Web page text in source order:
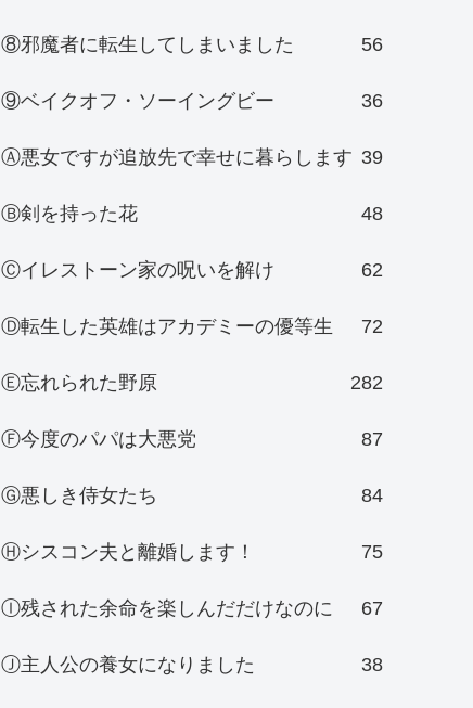
⑧邪魔者に転生してしまいました 56
⑨ベイクオフ・ソーイングビー 36
Ⓐ悪女ですが追放先で幸せに暮らします 39
Ⓑ剣を持った花 48
Ⓒイレストーン家の呪いを解け 62
Ⓓ転生した英雄はアカデミーの優等生 72
Ⓔ忘れられた野原 282
Ⓕ今度のパパは大悪党 87
Ⓖ悪しき侍女たち 84
Ⓗシスコン夫と離婚します！ 75
Ⓘ残された余命を楽しんだだけなのに 67
Ⓙ主人公の養女になりました 38